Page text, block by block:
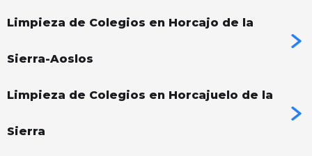
Limpieza de Colegios en Horcajo de la
Sierra-Aoslos
Limpieza de Colegios en Horcajuelo de la
Sierra